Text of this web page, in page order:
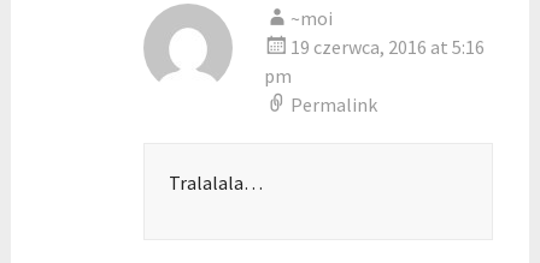
~moi
19 czerwca, 2016 at 5:16
pm
Permalink
Tralalala…